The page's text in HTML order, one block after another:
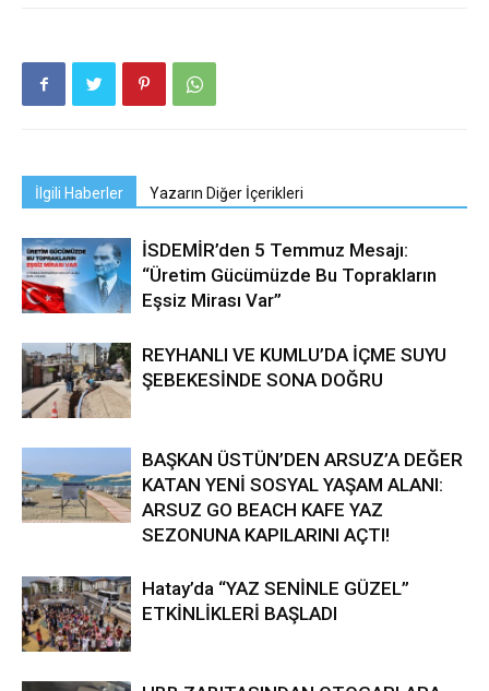
İlgili Haberler Yazarın Diğer İçerikleri
İSDEMİR’den 5 Temmuz Mesajı:
“Üretim Gücümüzde Bu Toprakların
Eşsiz Mirası Var”
REYHANLI VE KUMLU’DA İÇME SUYU
ŞEBEKESİNDE SONA DOĞRU
BAŞKAN ÜSTÜN’DEN ARSUZ’A DEĞER
KATAN YENİ SOSYAL YAŞAM ALANI:
ARSUZ GO BEACH KAFE YAZ
SEZONUNA KAPILARINI AÇTI!
Hatay’da “YAZ SENİNLE GÜZEL”
ETKİNLİKLERİ BAŞLADI